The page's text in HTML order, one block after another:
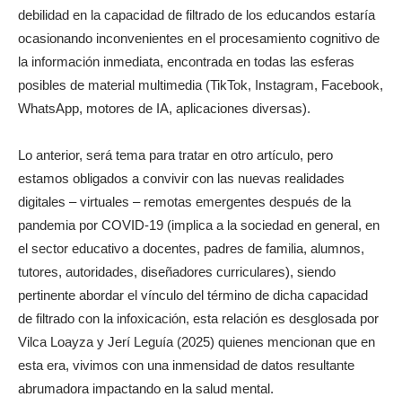
debilidad en la capacidad de filtrado de los educandos estaría
ocasionando inconvenientes en el procesamiento cognitivo de
la información inmediata, encontrada en todas las esferas
posibles de material multimedia (TikTok, Instagram, Facebook,
WhatsApp, motores de IA, aplicaciones diversas).
Lo anterior, será tema para tratar en otro artículo, pero
estamos obligados a convivir con las nuevas realidades
digitales – virtuales – remotas emergentes después de la
pandemia por COVID-19 (implica a la sociedad en general, en
el sector educativo a docentes, padres de familia, alumnos,
tutores, autoridades, diseñadores curriculares), siendo
pertinente abordar el vínculo del término de dicha capacidad
de filtrado con la infoxicación, esta relación es desglosada por
Vilca Loayza y Jerí Leguía (2025) quienes mencionan que en
esta era, vivimos con una inmensidad de datos resultante
abrumadora impactando en la salud mental.